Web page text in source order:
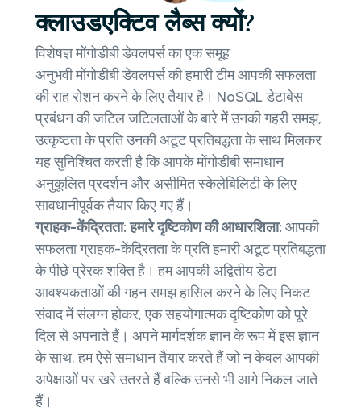
क्लाउडएक्टिव लैब्स क्यों?
विशेषज्ञ मोंगोडीबी डेवलपर्स का एक समूह
अनुभवी मोंगोडीबी डेवलपर्स की हमारी टीम आपकी सफलता
की राह रोशन करने के लिए तैयार है। NoSQL डेटाबेस
प्रबंधन की जटिल जटिलताओं के बारे में उनकी गहरी समझ,
उत्कृष्टता के प्रति उनकी अटूट प्रतिबद्धता के साथ मिलकर
यह सुनिश्चित करती है कि आपके मोंगोडीबी समाधान
अनुकूलित प्रदर्शन और असीमित स्केलेबिलिटी के लिए
सावधानीपूर्वक तैयार किए गए हैं।
ग्राहक-केंद्रितता: हमारे दृष्टिकोण की आधारशिला: आपकी
सफलता ग्राहक-केंद्रितता के प्रति हमारी अटूट प्रतिबद्धता
के पीछे प्रेरक शक्ति है। हम आपकी अद्वितीय डेटा
आवश्यकताओं की गहन समझ हासिल करने के लिए निकट
संवाद में संलग्न होकर, एक सहयोगात्मक दृष्टिकोण को पूरे
दिल से अपनाते हैं। अपने मार्गदर्शक ज्ञान के रूप में इस ज्ञान
के साथ, हम ऐसे समाधान तैयार करते हैं जो न केवल आपकी
अपेक्षाओं पर खरे उतरते हैं बल्कि उनसे भी आगे निकल जाते
हैं।